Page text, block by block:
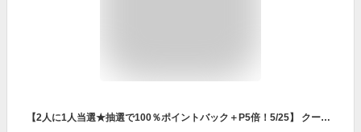
【2人に1人当選★抽選で100％ポイントバック＋P5倍！5/25】 クールシート カーシート クーラー 送風 冷却 24v 12v usb 座席シート エアーシート クール シートカバー 車 クールエアーカーシート ファン カー クール エアーファン シート 涼しい 冷たい 送料無料